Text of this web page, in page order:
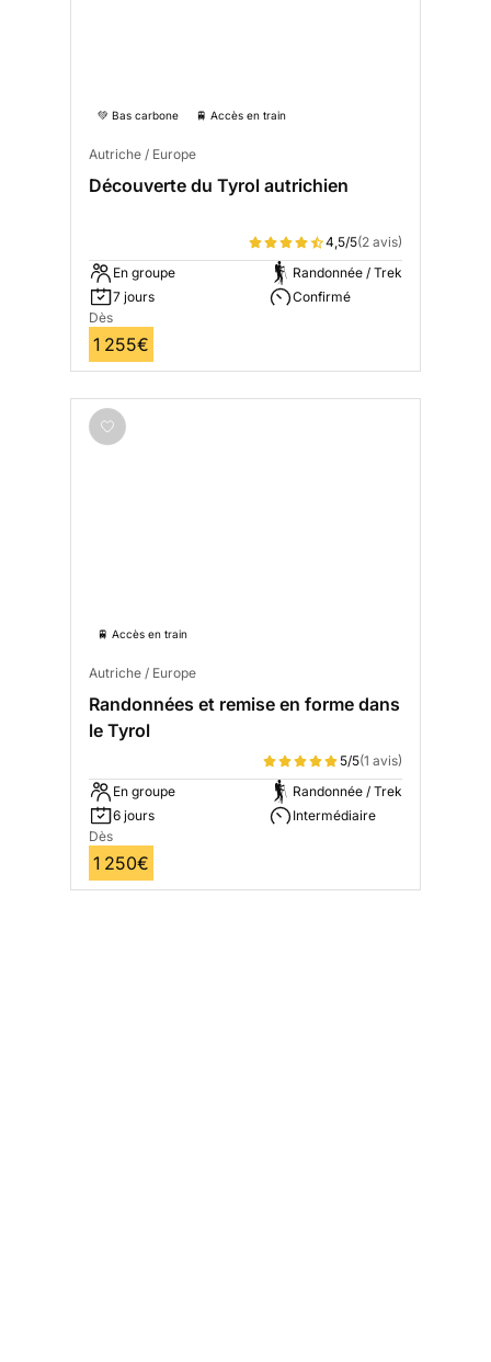
💚 Bas carbone 🚆 Accès en train
Autriche / Europe
Découverte du Tyrol autrichien
4,5/5(2 avis)
En groupe
7 jours
Randonnée / Trek
Confirmé
Dès
1 255€
🚆 Accès en train
Autriche / Europe
Randonnées et remise en forme dans
le Tyrol
5/5(1 avis)
En groupe
6 jours
Randonnée / Trek
Intermédiaire
Dès
1 250€